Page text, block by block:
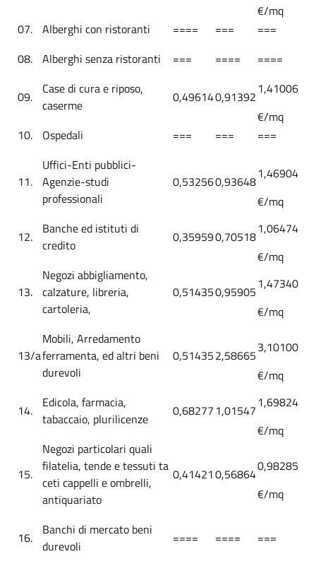
€/mq
07. Alberghi con ristoranti ==== ===
===
08. Alberghi senza ristoranti === ==== ====
09.
Case di cura e riposo,
caserme
0,496140,91392 1,41006
€/mq
10.
Ospedali === === ===
11.
Uffici-Enti pubblici-
Agenzie-studi
professionali
0,532560,936481,46904
€/mq
12.
Banche ed istituti di
credito
0,359590,705181,06474
€/mq
13.
Negozi abbigliamento,
calzature, libreria,
cartoleria,
0,514350,95905 1,47340
€/mq
13/a
Mobili, Arredamento
ferramenta, ed altri beni
durevoli
0,514352,586653,10100
€/mq
14.
Edicola, farmacia,
tabaccaio, plurilicenze
0,68277 1,01547 1,69824
€/mq
15.
Negozi particolari quali
filatelia, tende e tessuti ta
ceti cappelli e ombrelli,
antiquariato
0,414210,568640,98285
€/mq
16.
Banchi di mercato beni
durevoli
==== ==== ===